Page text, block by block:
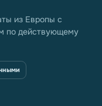
из Европы с
по действующему